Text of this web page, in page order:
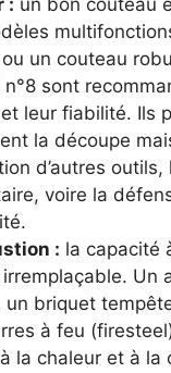
un couteau
n°8 sont
leur fiabilité. Ils
la découpe
d’autres outils,
voire la
: la capacité
Un
un briquet
à feu
à la chaleur et à la